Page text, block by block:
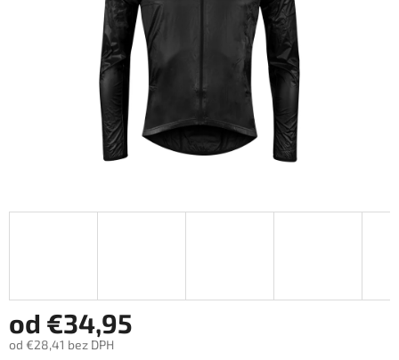
od €34,95
od €28,41 bez DPH